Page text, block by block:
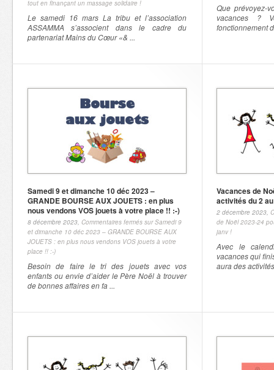
tout en finançant un massage solidaire !
Le samedi 16 mars La tribu et l’association
ASSAMMA s’associent dans le cadre du
partenariat Mains du Cœur «& ...
Que prévoyez-
vacances ?
fonctionnement
Samedi 9 et dimanche 10 déc 2023 –
GRANDE BOURSE AUX JOUETS : en plus
nous vendons VOS jouets à votre place !! :-)
8 décembre 2023, Commentaires fermés sur Samedi 9
et dimanche 10 déc 2023 – GRANDE BOURSE AUX
JOUETS : en plus nous vendons VOS jouets à votre
place !! :-)
Besoin de faire le tri des jouets avec vos
enfants ou envie d’aider le Père Noël à trouver
de bonnes affaires en fa ...
Vacances de
activités du 2
2 décembre 2023,
de Noël 2023-24
janv !
Avec le
vacances qui
aura des